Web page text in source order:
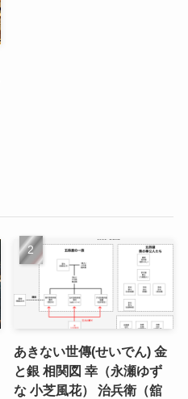
あきない世傳(せいでん) 金
と銀 相関図 幸（永瀬ゆず
な 小芝風花） 治兵衛（舘